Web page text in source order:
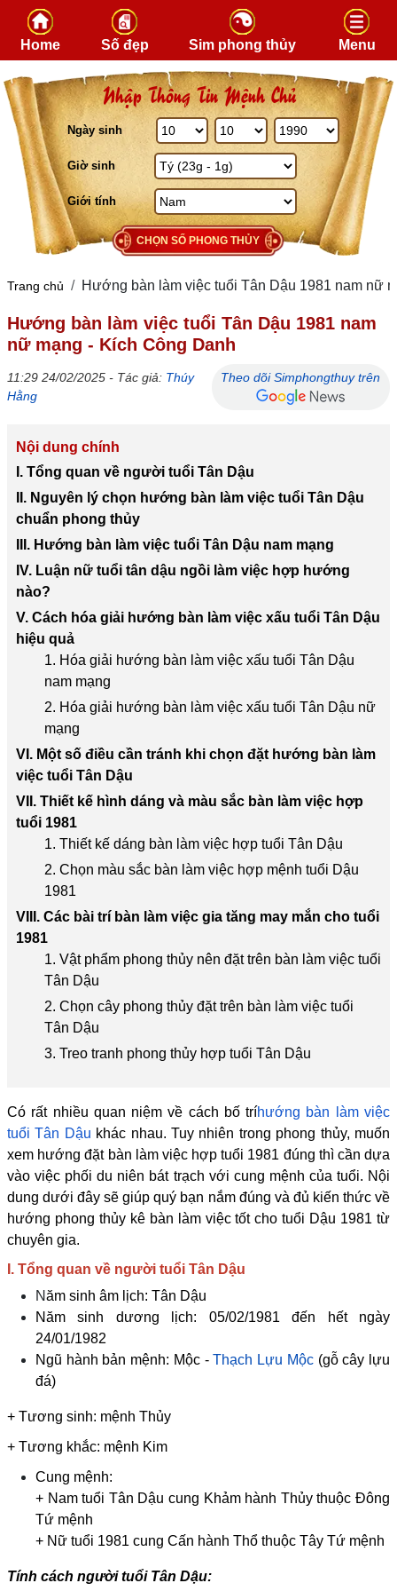
Skip to content
Home Số đẹp Sim phong thủy Menu
Nhập Thông Tin Mệnh Chủ
Ngày sinh
Giờ sinh
Giới tính
CHỌN SỐ PHONG THỦY
Trang chủ Hướng bàn làm việc tuổi Tân Dậu 1981 nam nữ
Hướng bàn làm việc tuổi Tân Dậu 1981 nam
nữ mạng - Kích Công Danh
11:29 24/02/2025 - Tác giả: Thúy
Hằng
Theo dõi Simphongthuy trên
Nội dung chính
I. Tổng quan về người tuổi Tân Dậu
II. Nguyên lý chọn hướng bàn làm việc tuổi Tân Dậu
chuẩn phong thủy
III. Hướng bàn làm việc tuổi Tân Dậu nam mạng
IV. Luận nữ tuổi tân dậu ngồi làm việc hợp hướng
nào?
V. Cách hóa giải hướng bàn làm việc xấu tuổi Tân Dậu
hiệu quả
1. Hóa giải hướng bàn làm việc xấu tuổi Tân Dậu
nam mạng
2. Hóa giải hướng bàn làm việc xấu tuổi Tân Dậu nữ
mạng
VI. Một số điều cần tránh khi chọn đặt hướng bàn làm
việc tuổi Tân Dậu
VII. Thiết kế hình dáng và màu sắc bàn làm việc hợp
tuổi 1981
1. Thiết kế dáng bàn làm việc hợp tuổi Tân Dậu
2. Chọn màu sắc bàn làm việc hợp mệnh tuổi Dậu
1981
VIII. Các bài trí bàn làm việc gia tăng may mắn cho tuổi
1981
1. Vật phẩm phong thủy nên đặt trên bàn làm việc tuổi
Tân Dậu
2. Chọn cây phong thủy đặt trên bàn làm việc tuổi
Tân Dậu
3. Treo tranh phong thủy hợp tuổi Tân Dậu
Có rất nhiều quan niệm về cách bố tríhướng bàn làm việc
tuổi Tân Dậu khác nhau. Tuy nhiên trong phong thủy, muốn
xem hướng đặt bàn làm việc hợp tuổi 1981 đúng thì cần dựa
vào việc phối du niên bát trạch với cung mệnh của tuổi. Nội
dung dưới đây sẽ giúp quý bạn nắm đúng và đủ kiến thức về
hướng phong thủy kê bàn làm việc tốt cho tuổi Dậu 1981 từ
chuyên gia.
I. Tổng quan về người tuổi Tân Dậu
Năm sinh âm lịch: Tân Dậu
Năm sinh dương lịch: 05/02/1981 đến hết ngày
24/01/1982
Ngũ hành bản mệnh: Mộc -Thạch Lựu Mộc(gỗ cây lựu
đá)
+ Tương sinh: mệnh Thủy
+ Tương khắc: mệnh Kim
Cung mệnh:
+ Nam tuổi Tân Dậu cung Khảm hành Thủy thuộc Đông
Tứ mệnh
+ Nữ tuổi 1981 cung Cấn hành Thổ thuộc Tây Tứ mệnh
Tính cách người tuổi Tân Dậu: